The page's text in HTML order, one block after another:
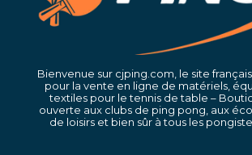
Bienvenue sur cjping.com, le site
pour la vente en ligne de matériels,
textiles pour le tennis de table –
ouverte aux clubs de ping pong, aux
de loisirs et bien sûr à tous les